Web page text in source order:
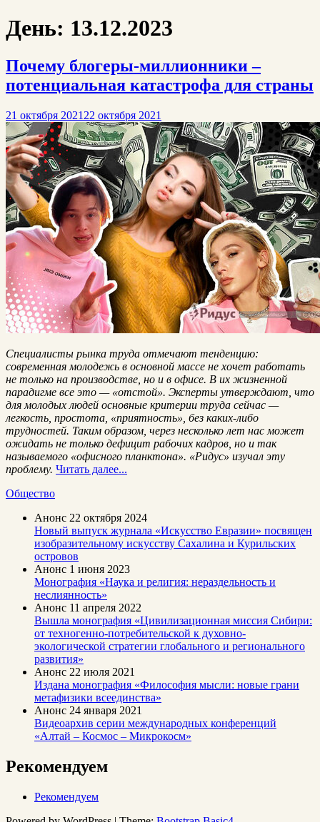
День: 13.12.2023
Почему блогеры-миллионники –
потенциальная катастрофа для страны
21 октября 2021 22 октября 2021
Специалисты рынка труда отмечают тенденцию:
современная молодежь в основной массе не хочет работать
не только на производстве, но и в офисе. В их жизненной
парадигме все это — «отстой». Эксперты утверждают, что
для молодых людей основные критерии труда сейчас —
легкость, простота, «приятность», без каких-либо
трудностей. Таким образом, через несколько лет нас может
ожидать не только дефицит рабочих кадров, но и так
называемого «офисного планктона». «Ридус» изучал эту
проблему. Читать далее...
Общество
Анонс 22 октября 2024
Новый выпуск журнала «Искусство Евразии» посвящен
изобразительному искусству Сахалина и Курильских
островов
Анонс 1 июня 2023
Монография «Наука и религия: нераздельность и
неслиянность»
Анонс 11 апреля 2022
Вышла монография «Цивилизационная миссия Сибири:
от техногенно-потребительской к духовно-
экологической стратегии глобального и регионального
развития»
Анонс 22 июля 2021
Издана монография «Философия мысли: новые грани
метафизики всеединства»
Анонс 24 января 2021
Видеоархив серии международных конференций
«Алтай – Космос – Микрокосм»
Рекомендуем
Рекомендуем